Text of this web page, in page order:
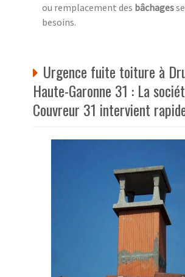
ou remplacement des bâchages
besoins.
Urgence fuite toiture à
Haute-Garonne 31 : La
Couvreur 31 intervient